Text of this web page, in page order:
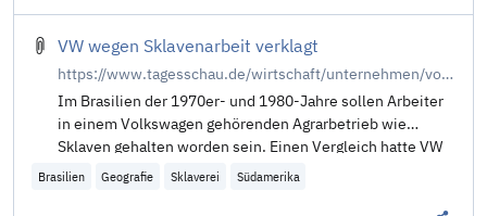
VW wegen Sklavenarbeit verklagt
https://www.tagesschau.de/wirtschaft/unternehmen/volkswagen-brasilien-anklage-100.html
Im Brasilien der 1970er- und 1980-Jahre sollen Arbeiter
in einem Volkswagen gehörenden Agrarbetrieb wie
Sklaven gehalten worden sein. Einen Vergleich hatte VW
abgelehnt. Nun wurde das Unternehmen verklagt. Von A.
Brasilien Geografie Sklaverei Südamerika